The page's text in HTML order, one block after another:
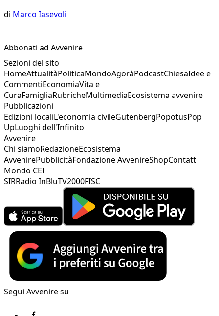
di Marco Iasevoli
Abbonati ad Avvenire
Sezioni del sito
HomeAttualitàPoliticaMondoAgoràPodcastChiesaIdee e
CommentiEconomiaVita e
CuraFamigliaRubricheMultimediaEcosistema avvenire
Pubblicazioni
Edizioni localiL'economia civileGutenbergPopotusPop
UpLuoghi dell'Infinito
Avvenire
Chi siamoRedazioneEcosistema
AvvenirePubblicitàFondazione AvvenireShopContatti
Mondo CEI
SIRRadio InBluTV2000FISC
Segui Avvenire su